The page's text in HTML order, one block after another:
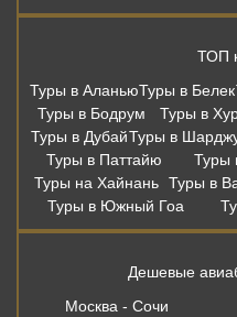
ТОП
Туры в АланьюТуры в Белек
Туры в Бодрум
Туры в
Туры в ДубайТуры в
Туры в Паттайю
Туры
Туры на Хайнань Туры в
Туры в Южный Гоа
Дешевые
Москва - Сочи